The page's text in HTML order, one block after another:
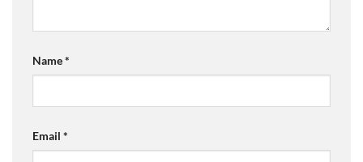
Name*
Email *